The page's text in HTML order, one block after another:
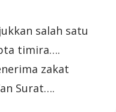
salah satu
timira….
zakat
Surat….